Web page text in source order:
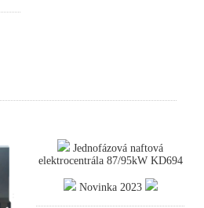
Jednofázová naftová
elektrocentrála 87/95kW KD694
Novinka 2023